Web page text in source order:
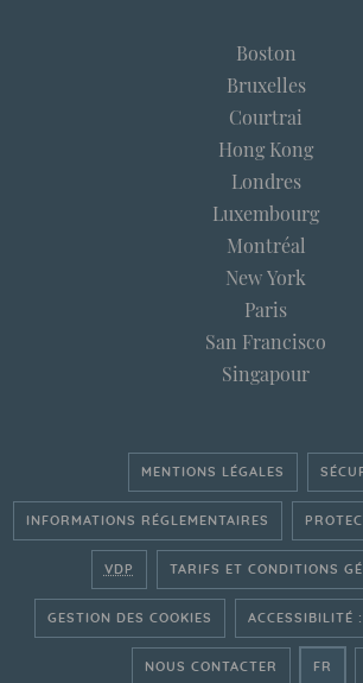
Boston
Bruxelles
Courtrai
Hong Kong
Londres
Luxembourg
Montréal
New York
Paris
San Francisco
Singapour
MENTIONS LÉGALES
INFORMATIONS RÉGLEMENTAIRES
VDP TARIFS ET CONDITIONS
GESTION DES COOKIES ACCESSIBILITÉ
NOUS CONTACTER FR -